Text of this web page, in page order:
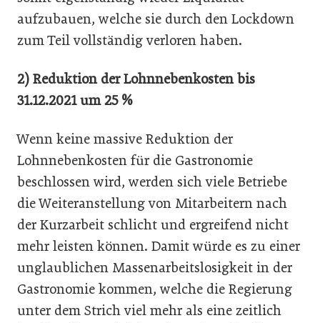
aufzubauen, welche sie durch den Lockdown
zum Teil vollständig verloren haben.
2) Reduktion der Lohnnebenkosten bis
31.12.2021 um 25 %
Wenn keine massive Reduktion der
Lohnnebenkosten für die Gastronomie
beschlossen wird, werden sich viele Betriebe
die Weiteranstellung von Mitarbeitern nach
der Kurzarbeit schlicht und ergreifend nicht
mehr leisten können. Damit würde es zu einer
unglaublichen Massenarbeitslosigkeit in der
Gastronomie kommen, welche die Regierung
unter dem Strich viel mehr als eine zeitlich